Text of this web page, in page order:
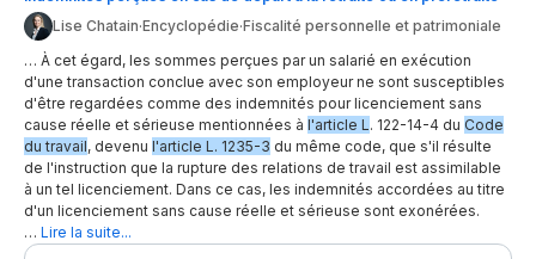
Lise Chatain·Encyclopédie·Fiscalité personnelle et patrimoniale
… À cet égard, les sommes perçues par un salarié en exécution
d'une transaction conclue avec son employeur ne sont susceptibles
d'être regardées comme des indemnités pour licenciement sans
cause réelle et sérieuse mentionnées à l'article L . 122-14-4 du Code
du travail, devenu l'article L. 1235-3 du même code, que s'il résulte
de l'instruction que la rupture des relations de travail est assimilable
à un tel licenciement. Dans ce cas, les indemnités accordées au titre
d'un licenciement sans cause réelle et sérieuse sont exonérées.
… Lire la suite...